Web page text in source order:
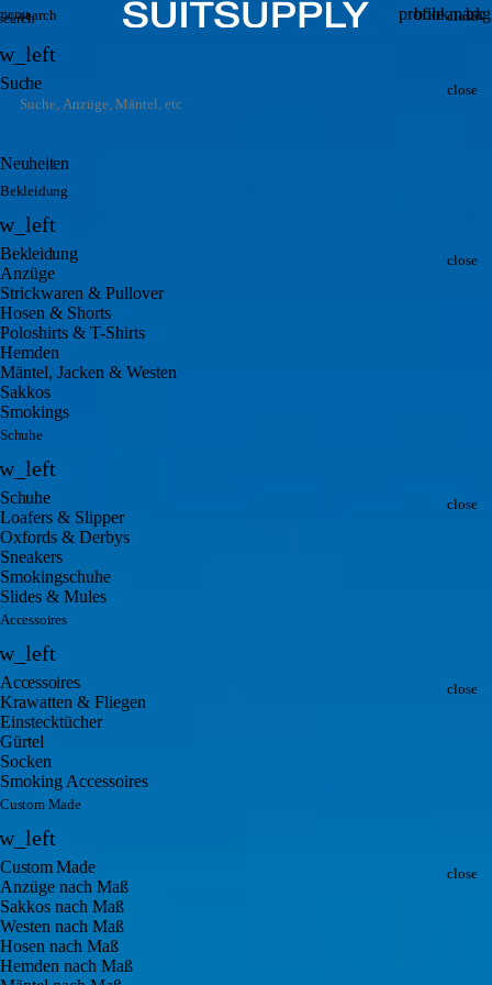
Menu
search
profile
bookmark
bag
close
Search
Back
close
Suche
Neuheiten
Bekleidung
Back
close
Bekleidung
Anzüge
Strickwaren & Pullover
Hosen & Shorts
Poloshirts & T-Shirts
Hemden
Mäntel, Jacken & Westen
Sakkos
Smokings
Schuhe
Back
close
Schuhe
Loafers & Slipper
Oxfords & Derbys
Sneakers
Smokingschuhe
Slides & Mules
Accessoires
Back
close
Accessoires
Krawatten & Fliegen
Einstecktücher
Gürtel
Socken
Smoking Accessoires
Custom Made
Back
close
Custom Made
Anzüge nach Maß
Sakkos nach Maß
Westen nach Maß
Hosen nach Maß
Hemden nach Maß
Premium-
Anzüge
&
Anzüge
für
Herren